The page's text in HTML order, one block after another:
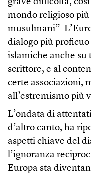
grave difficoltà,
mondo religioso
musulmani”.
dialogo più
islamiche anche su
scrittore, e al
certe associazioni,
all’estremismo più
L’ondata di
d’altro canto, ha
aspetti chiave del
l’ignoranza
Europa sta